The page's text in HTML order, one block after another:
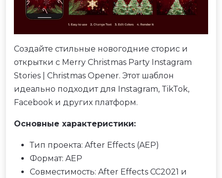
Создайте стильные новогодние сторис и
открытки с Merry Christmas Party Instagram
Stories | Christmas Opener. Этот шаблон
идеально подходит для Instagram, TikTok,
Facebook и других платформ.
Основные характеристики:
Тип проекта: After Effects (AEP)
Формат: AEP
Совместимость: After Effects CC2021 и